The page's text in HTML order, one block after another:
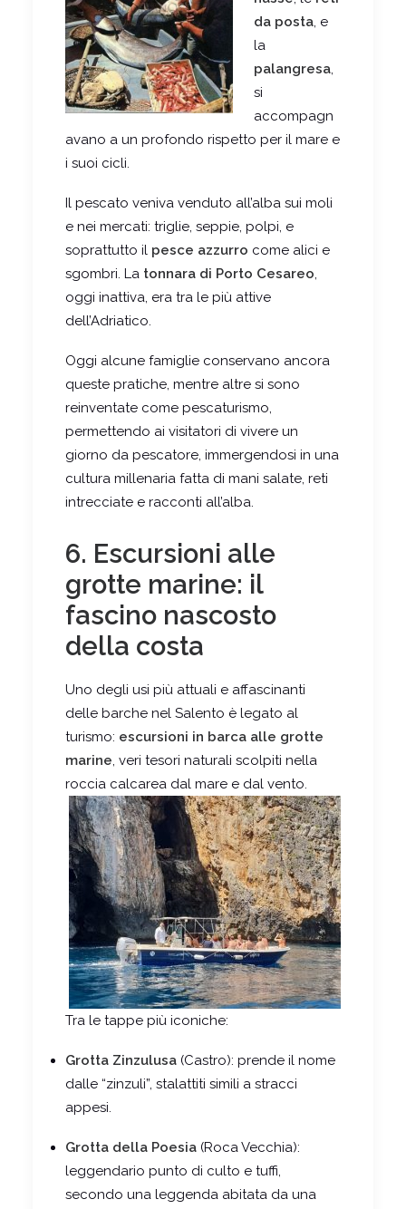
da posta, e
la
palangresa,
si
accompagn
avano a un profondo rispetto per il mare e
i suoi cicli.
Il pescato veniva venduto all’alba sui moli
e nei mercati: triglie, seppie, polpi, e
soprattutto il pesce azzurro come alici e
sgombri. La tonnara di Porto Cesareo,
oggi inattiva, era tra le più attive
dell’Adriatico.
Oggi alcune famiglie conservano ancora
queste pratiche, mentre altre si sono
reinventate come pescaturismo,
permettendo ai visitatori di vivere un
giorno da pescatore, immergendosi in una
cultura millenaria fatta di mani salate, reti
intrecciate e racconti all’alba.
6. Escursioni alle
grotte marine: il
fascino nascosto
della costa
Uno degli usi più attuali e affascinanti
delle barche nel Salento è legato al
turismo: escursioni in barca alle grotte
marine, veri tesori naturali scolpiti nella
roccia calcarea dal mare e dal vento.
Tra le tappe più iconiche:
Grotta Zinzulusa (Castro): prende il nome
dalle “zinzuli”, stalattiti simili a stracci
appesi.
Grotta della Poesia (Roca Vecchia):
leggendario punto di culto e tuffi,
secondo una leggenda abitata da una